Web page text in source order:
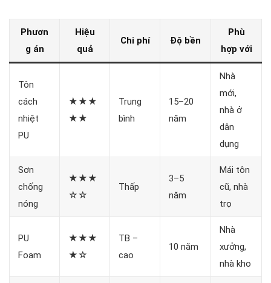
Phươn
g án
Hiệu
quả
Chi phí Độ bền
Phù
hợp với
Tôn
cách
nhiệt
PU
★★★
★★
Trung
bình
15–20
năm
Nhà
mới,
nhà ở
dân
dụng
Sơn
chống
nóng
★★★
☆☆
Thấp
3–5
năm
Mái tôn
cũ, nhà
trọ
PU
Foam
★★★
★☆
TB –
cao
10 năm
Nhà
xưởng,
nhà kho